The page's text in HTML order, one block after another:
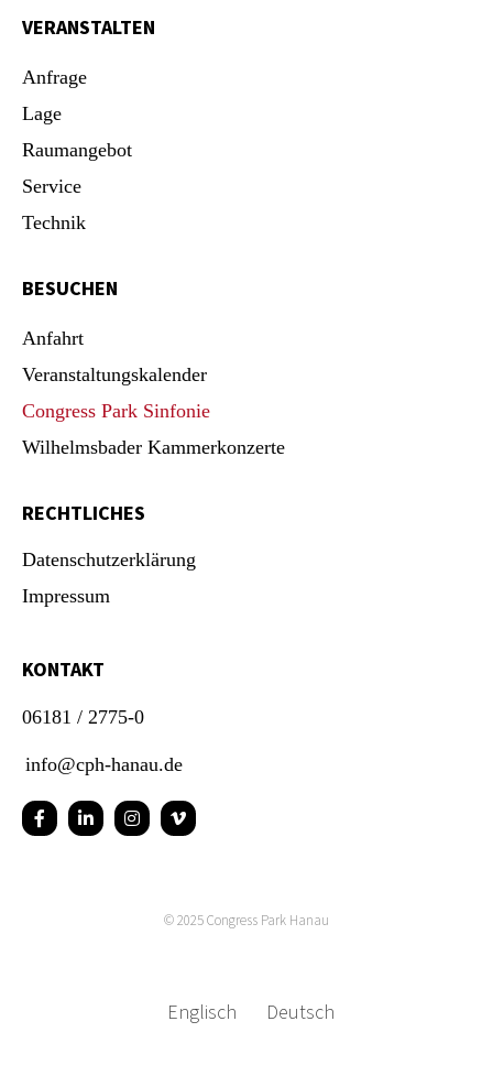
VERANSTALTEN
Anfrage
Lage
Raumangebot
Service
Technik
BESUCHEN
Anfahrt
Veranstaltungskalender
Congress Park Sinfonie
Wilhelmsbader Kammerkonzerte
RECHTLICHES
Datenschutzerklärung
Impressum
KONTAKT
06181 / 2775-0
info@cph-hanau.de
© 2025Congress Park Hanau
Englisch Deutsch